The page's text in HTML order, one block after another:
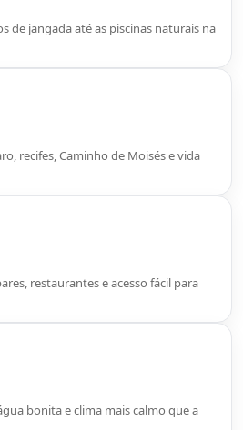
de jangada até as piscinas naturais na
recifes, Caminho de Moisés e vida
restaurantes e acesso fácil para
bonita e clima mais calmo que a